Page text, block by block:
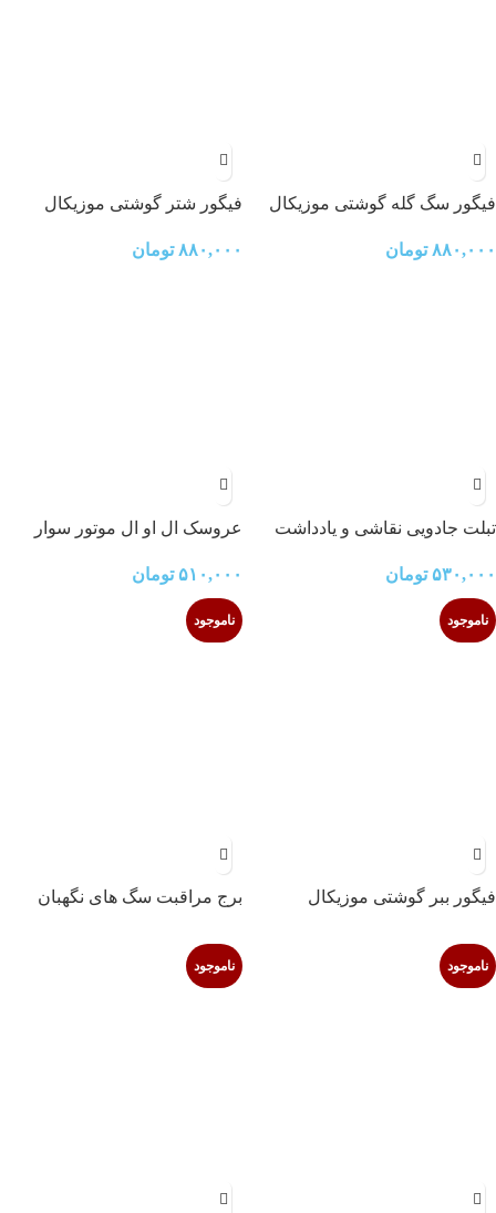
فیگور سگ گله گوشتی موزیکال
۸۸۰,۰۰۰ تومان
فیگور شتر گوشتی موزیکال
۸۸۰,۰۰۰ تومان
تبلت جادویی نقاشی و یادداشت
۵۳۰,۰۰۰ تومان
عروسک ال او ال موتور سوار
۵۱۰,۰۰۰ تومان
ناموجود
فیگور ببر گوشتی موزیکال
ناموجود
برج مراقبت سگ های نگهبان
ناموجود ناموجود